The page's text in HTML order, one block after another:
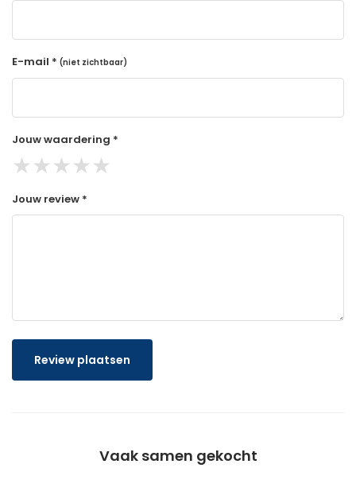
E-mail * (niet zichtbaar)
Jouw waardering *
★★★★★
Jouw review *
Review plaatsen
Vaak samen gekocht